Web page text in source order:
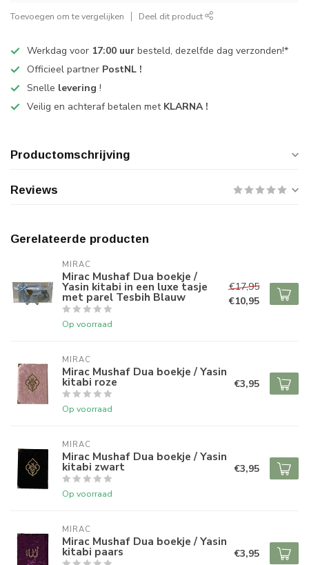
Toevoegen om te vergelijken Deel dit product
Werkdag voor 17:00 uur besteld, dezelfde dag verzonden!*
Officieel partner PostNL !
Snelle levering !
Veilig en achteraf betalen met KLARNA !
Productomschrijving
Reviews
Gerelateerde producten
MIRAC
Mirac Mushaf Dua boekje /
Yasin kitabi in een luxe tasje
met parel Tesbih Blauw
Op voorraad
€17,95
€10,95
MIRAC
Mirac Mushaf Dua boekje / Yasin
kitabi roze
Op voorraad
€3,95
MIRAC
Mirac Mushaf Dua boekje / Yasin
kitabi zwart
Op voorraad
€3,95
MIRAC
Mirac Mushaf Dua boekje / Yasin
kitabi paars €3,95